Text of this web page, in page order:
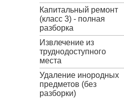
Капитальный ремонт
(класс 3) - полная
разборка
Извлечение из
труднодоступного
места
Удаление инородных
предметов (без
разборки)